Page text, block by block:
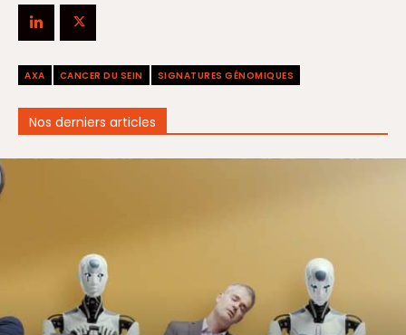
AXA CANCER DU SEIN SIGNATURES GÉNOMIQUES
Nos derniers articles